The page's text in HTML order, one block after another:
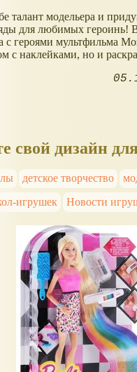
талант модельера и
для любимых героинь!
с героями мультфильма
с наклейками, но и
свой дизайн
детское творчество
игрушек
Новости